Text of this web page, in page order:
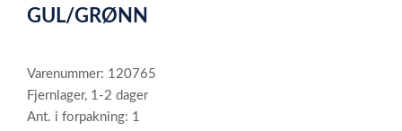
2
GUL/GRØNN
Varenummer: 120765
Fjernlager, 1-2 dager
Ant. i forpakning: 1